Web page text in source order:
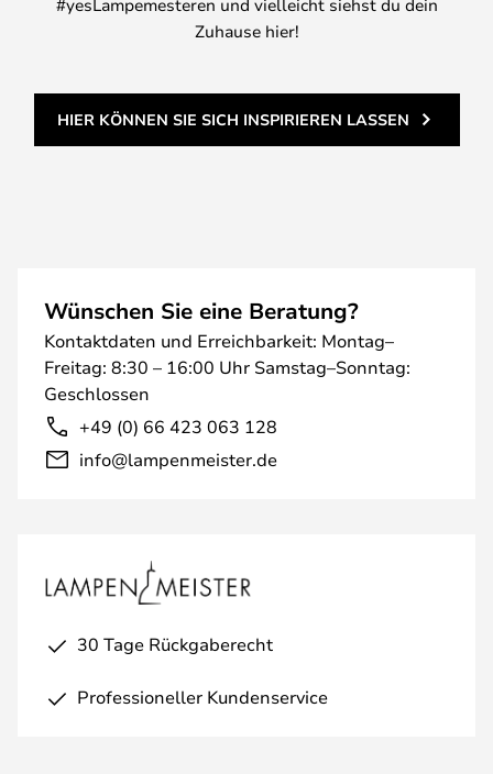
#yesLampemesteren und vielleicht siehst du dein
Zuhause hier!
HIER KÖNNEN SIE SICH INSPIRIEREN LASSEN
Wünschen Sie eine Beratung?
Kontaktdaten und Erreichbarkeit: Montag–
Freitag: 8:30 – 16:00 Uhr Samstag–Sonntag:
Geschlossen
+49 (0) 66 423 063 128
info@lampenmeister.de
30 Tage Rückgaberecht
Professioneller Kundenservice